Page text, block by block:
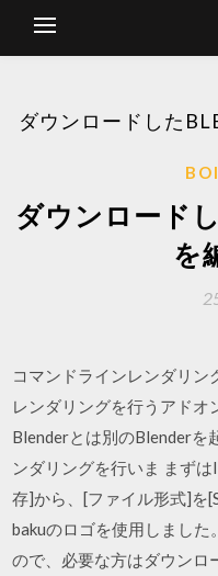
ダウンロードした
ダウンロード
を
コマンドラインレンダリン
レンダリングを行うアドオ
Blenderとは別のBlenderを
ンダリングを行いま まず
存]から、[ファイル形式]を
bakuのロゴを使用しまし
ので、必要な方はダウンロ